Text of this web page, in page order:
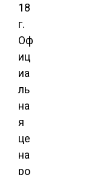
18
г.
Оф
иц
иа
ль
на
я
це
на
ро